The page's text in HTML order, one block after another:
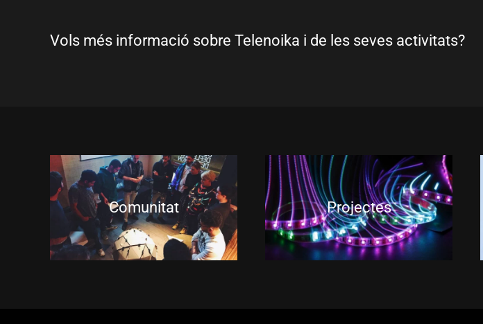
Vols més informació sobre Telenoika i de les seves activitats?
Comunitat Projectes